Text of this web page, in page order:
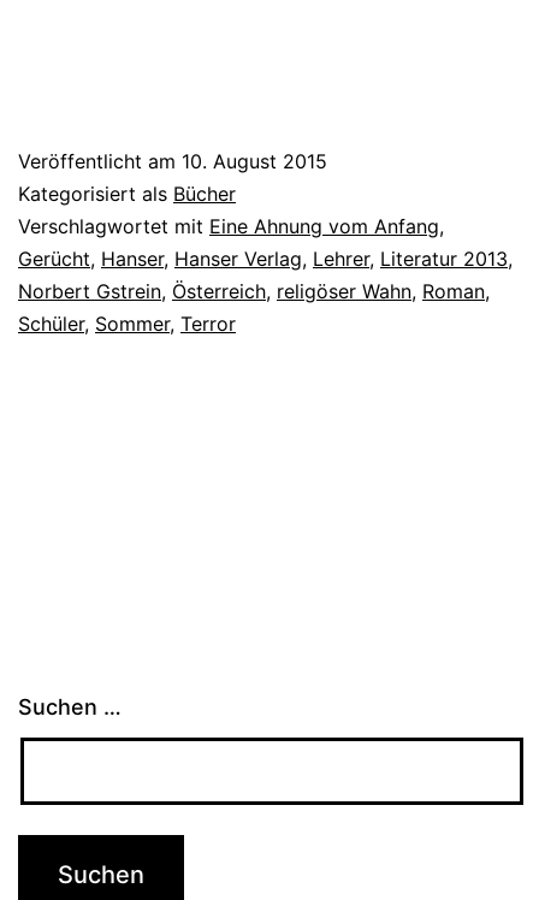
Veröffentlicht am 10. August 2015
Kategorisiert als Bücher
Verschlagwortet mit Eine Ahnung vom Anfang,
Gerücht, Hanser, Hanser Verlag, Lehrer, Literatur 2013,
Norbert Gstrein, Österreich, religöser Wahn, Roman,
Schüler, Sommer, Terror
Suchen …